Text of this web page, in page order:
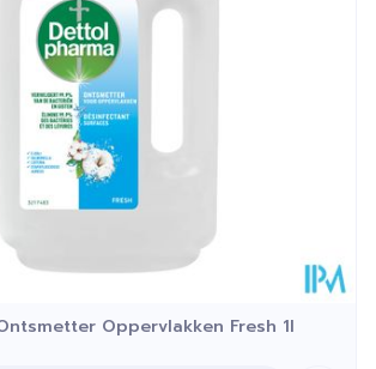
25°C)
Oppervlakken Fresh 1l